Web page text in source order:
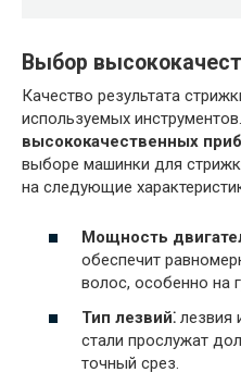
Выбор
Качество результата
используемых
высококачественных
выборе машинки для
на следующие
Мощность
обеспечит
волос, особенно на
Тип лезвий⁚ лезвия
стали прослужат
точный срез.